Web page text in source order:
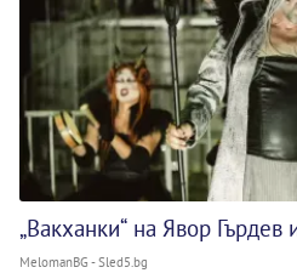
„Вакханки“ на Явор Гърдев
MelomanBG - Sled5.bg